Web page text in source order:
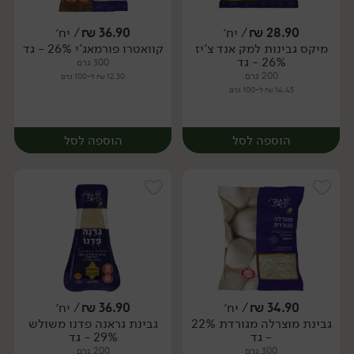
יח׳ יח׳
28.90
₪/ יח׳
מיקס גבינות למק אנד צ'יז
26% - גד
200 גרם
14.45 ₪ ל-100 גרם
הוספה לסל
יח׳
36.90
₪/ יח׳
קוואטרו פורמאג'י 26% - גד
300 גרם
12.30 ₪ ל-100 גרם
הוספה לסל
יח׳
34.90
₪/ יח׳
גבינת מוצרלה מגורדת 22%
- גד
300 גרם
36.90
₪/ יח׳
גבינת גראנה פדנו משולש
29% - גד
200 גרם